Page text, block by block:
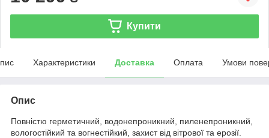
Купити
Характеристики Доставка Оплата Умови
Опис
Повністю герметичний, водонепроникний, пиленепроникний,
вологостійкий та вогнестійкий, захист від вітрової та ерозії.